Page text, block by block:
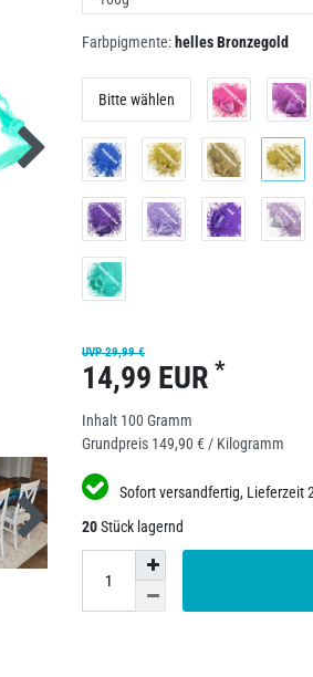
Farbpigmente: helles Bronzegold
Bitte wählen
UVP 29,99 €
14,99 EUR *
Inhalt 100 Gramm
Grundpreis 149,90 € / Kilogramm
Sofort versandfertig, Lieferzeit
20Stück lagernd